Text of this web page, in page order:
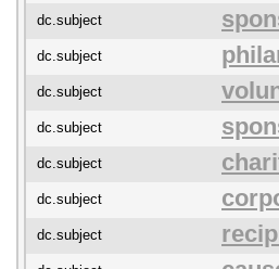
dc.subject
dc.subject
dc.subject
dc.subject
dc.subject
dc.subject
dc.subject